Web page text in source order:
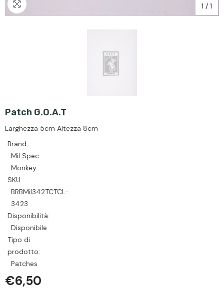
1 / 1
Patch G.O.A.T
Larghezza 5cm Altezza 8cm
Brand:
Mil Spec
Monkey
SKU:
BRBMil342TCTCL-
3423
Disponibilità:
Disponibile
Tipo di
prodotto:
Patches
€6,50